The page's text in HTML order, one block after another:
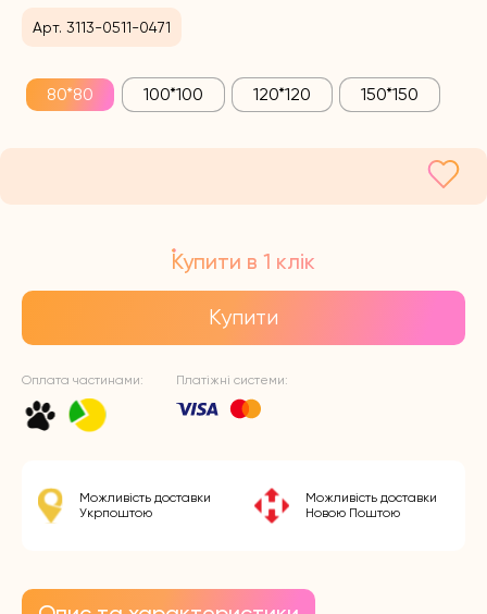
Арт. 3113-0511-0471
80*80 100*100 120*120 150*150
Купити в 1 клік
Купити
Оплата частинами: Платіжні системи:
Можливість доставки
Укрпоштою
Можливість доставки
Новою Поштою